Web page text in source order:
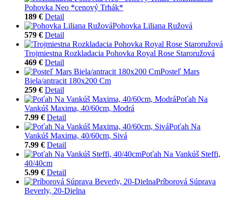
Pohovka Neo *cenový Trhák*
189 € Detail
Pohovka Liliana Ružová
579 € Detail
Trojmiestna Rozkladacia Pohovka Royal Rose Staroružová
469 € Detail
Posteľ Mars
Biela/antracit 180x200 Cm
259 € Detail
Poťah Na
Vankúš Maxima, 40/60cm, Modrá
7.99 € Detail
Poťah Na
Vankúš Maxima, 40/60cm, Sivá
7.99 € Detail
Poťah Na Vankúš Steffi,
40/40cm
5.99 € Detail
Príborová Súprava
Beverly, 20-Dielna